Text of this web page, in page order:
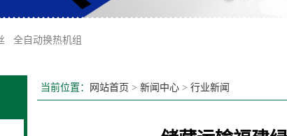
全自动换热机组
当前位置： 网站首页 > 新闻中心 > 行业新闻